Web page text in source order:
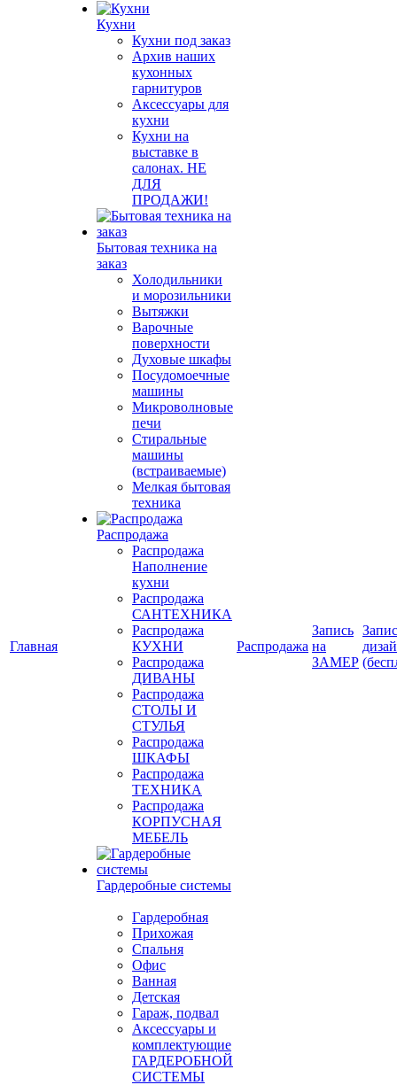
Главная
Кухни
Кухни под заказ
Архив наших
кухонных
гарнитуров
Аксессуары для
кухни
Кухни на
выставке в
салонах. НЕ
ДЛЯ
ПРОДАЖИ!
Бытовая техника на
заказ
Холодильники
и морозильники
Вытяжки
Варочные
поверхности
Духовые шкафы
Посудомоечные
машины
Микроволновые
печи
Стиральные
машины
(встраиваемые)
Мелкая бытовая
техника
Распродажа
Распродажа
Наполнение
кухни
Распродажа
САНТЕХНИКА
Распродажа
КУХНИ
Распродажа
ДИВАНЫ
Распродажа
СТОЛЫ И
СТУЛЬЯ
Распродажа
ШКАФЫ
Распродажа
ТЕХНИКА
Распродажа
КОРПУСНАЯ
МЕБЕЛЬ
Гардеробные системы
Гардеробная
Прихожая
Спальня
Офис
Ванная
Детская
Гараж, подвал
Аксессуары и
комплектующие
ГАРДЕРОБНОЙ
СИСТЕМЫ
Распродажа
Запись
на
ЗАМЕР